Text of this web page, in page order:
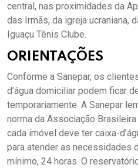
central, nas proximidades da
das Irmãs, da igreja ucraniana,
Iguaçu Tênis Clube.
ORIENTAÇÕES
Conforme a Sanepar, os
d’água domiciliar podem ficar
temporariamente. A Sanepar
norma da Associação
cada imóvel deve ter caixa-
para atender as necessidades
mínimo, 24 horas. O